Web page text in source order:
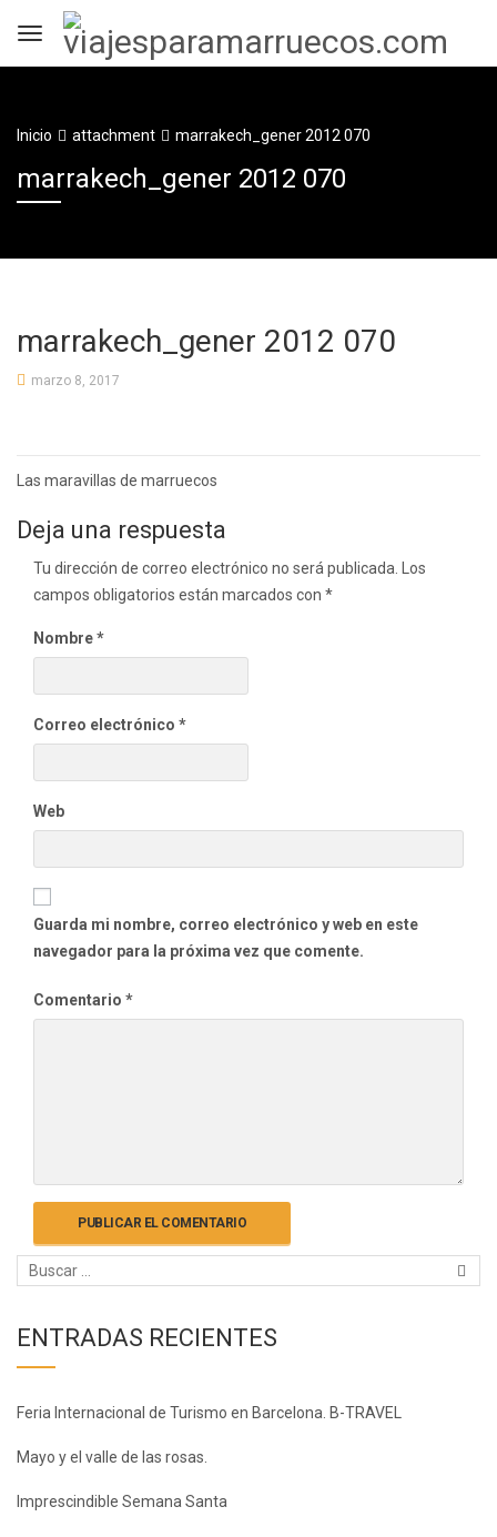
Inicio attachment marrakech_gener 2012 070
marrakech_gener 2012 070
marrakech_gener 2012 070
marzo 8, 2017
Navegación
entradas
Las maravillas de marruecos
Deja una respuesta
Tu dirección de correo electrónico no será publicada.
Los
campos obligatorios están marcados con *
Nombre*
Correo electrónico *
Web
Guarda mi nombre, correo electrónico y web en este
navegador para la próxima vez que comente.
Comentario *
ENTRADAS RECIENTES
Feria Internacional de Turismo en Barcelona. B-TRAVEL
Mayo y el valle de las rosas.
Imprescindible Semana Santa